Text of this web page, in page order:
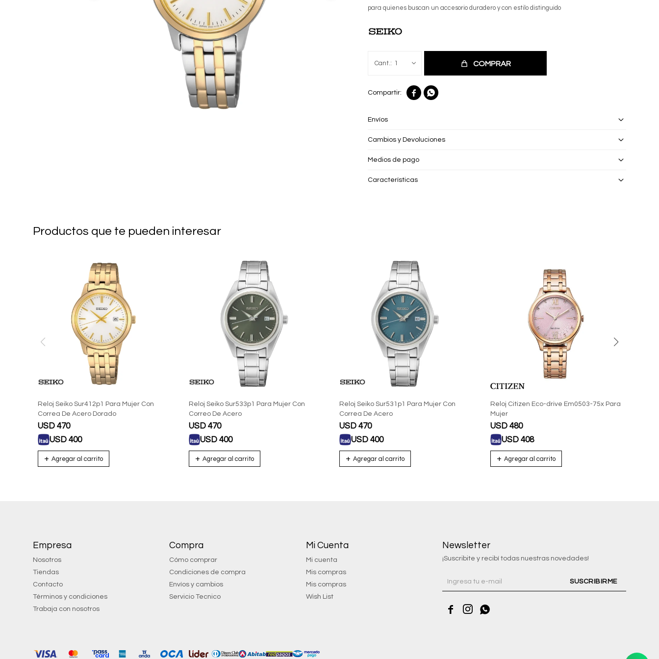
para quienes buscan un accesorio duradero y con estilo distinguido
1 COMPRAR
 
Envíos
Cambios y Devoluciones
Medios de pago
Características
Productos que te pueden interesar
Reloj Seiko Sur412p1 Para Mujer Con
Correa De Acero Dorado
USD 470
USD 400
Reloj Seiko Sur533p1 Para Mujer Con
Correo De Acero
USD 470
USD 400
Reloj Seiko Sur531p1 Para Mujer Con
Correa De Acero
USD 470
USD 400
Reloj Citizen Eco-drive Em0503-75x Para
Mujer
USD 480
USD 408
Empresa
Nosotros
Tiendas
Contacto
Términos y condiciones
Trabaja con nosotros
Compra
Cómo comprar
Condiciones de compra
Envíos y cambios
Servicio Tecnico
Mi Cuenta
Mi cuenta
Mis compras
Mis compras
Wish List
Newsletter
¡Suscribite y recibí todas nuestras novedades!
SUSCRIBIRME
  